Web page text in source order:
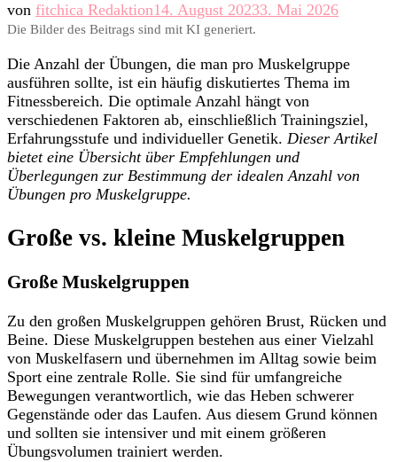
von fitchica Redaktion14. August 20233. Mai 2026
Die Bilder des Beitrags sind mit KI generiert.
Die Anzahl der Übungen, die man pro Muskelgruppe
ausführen sollte, ist ein häufig diskutiertes Thema im
Fitnessbereich. Die optimale Anzahl hängt von
verschiedenen Faktoren ab, einschließlich Trainingsziel,
Erfahrungsstufe und individueller Genetik. Dieser Artikel
bietet eine Übersicht über Empfehlungen und
Überlegungen zur Bestimmung der idealen Anzahl von
Übungen pro Muskelgruppe.
Große vs. kleine Muskelgruppen
Große Muskelgruppen
Zu den großen Muskelgruppen gehören Brust, Rücken und
Beine. Diese Muskelgruppen bestehen aus einer Vielzahl
von Muskelfasern und übernehmen im Alltag sowie beim
Sport eine zentrale Rolle. Sie sind für umfangreiche
Bewegungen verantwortlich, wie das Heben schwerer
Gegenstände oder das Laufen. Aus diesem Grund können
und sollten sie intensiver und mit einem größeren
Übungsvolumen trainiert werden.